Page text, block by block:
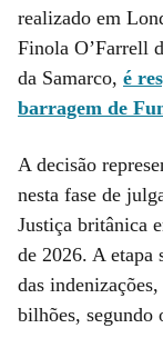
realizado em
Finola O’Farrell
da Samarco, é
barragem de
A decisão
nesta fase de
Justiça britânica
de 2026. A etapa
das
bilhões, segundo